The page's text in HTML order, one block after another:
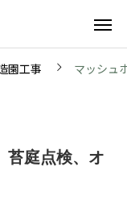
園工事 マッシュ
庭点検、オ